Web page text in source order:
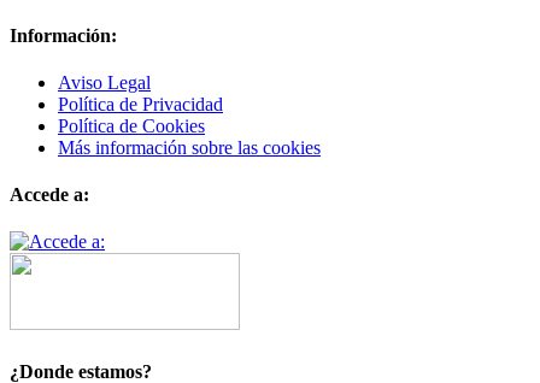
Información:
Aviso Legal
Política de Privacidad
Política de Cookies
Más información sobre las cookies
Accede a:
¿Donde estamos?